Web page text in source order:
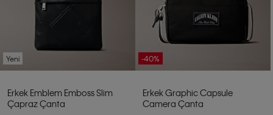
Yeni
Erkek Emblem Emboss Slim
Çapraz Çanta
-40%
Erkek Graphic Capsule
Camera Çanta